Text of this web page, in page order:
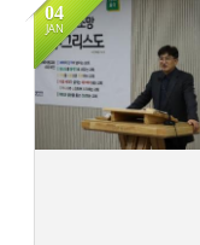
04
JAN
735